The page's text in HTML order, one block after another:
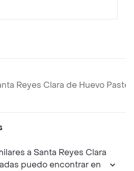
Reyes Clara de Huevo
a Santa Reyes Clara
puedo encontrar en